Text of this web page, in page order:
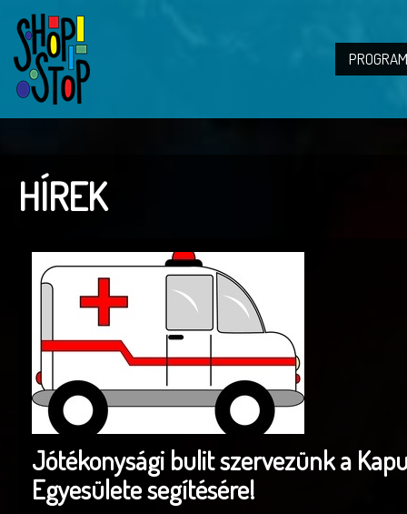
HÍREK
Jótékonysági bulit szervezünk a
Egyesülete segítésére!